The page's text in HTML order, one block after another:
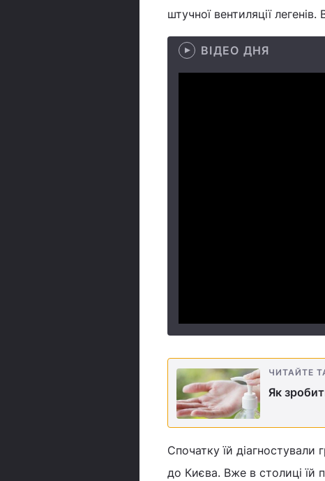
штучної вентиляції
ВІДЕО ДНЯ
ЧИТАЙТЕ
Як
Спочатку їй
до Києва. Вже в столиці їй